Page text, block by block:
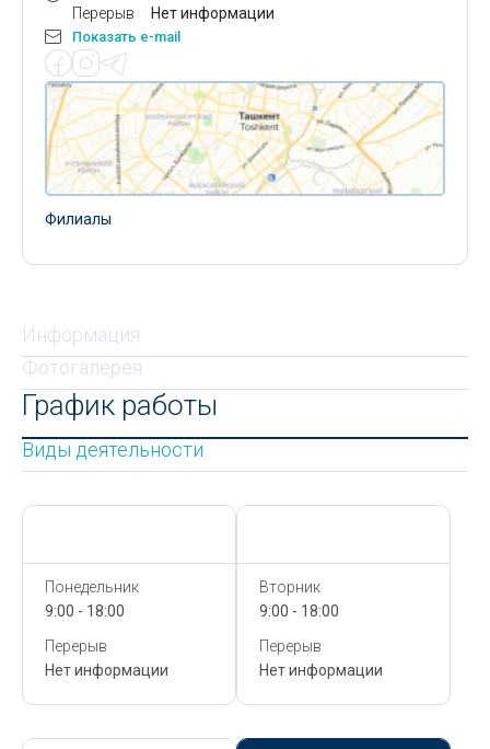
Перерыв
Нет информации
Показать e-mail
Филиалы
Информация
Фотогалерея
График работы
Виды деятельности
Понедельник
9:00 - 18:00
Перерыв
Нет информации
Вторник
9:00 - 18:00
Перерыв
Нет информации